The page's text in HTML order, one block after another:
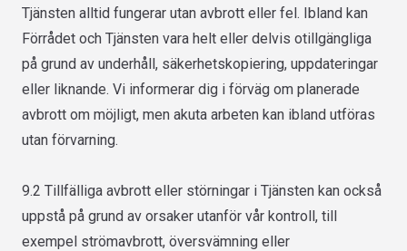
Tjänsten alltid fungerar utan avbrott eller fel. Ibland kan
Förrådet och Tjänsten vara helt eller delvis otillgängliga
på grund av underhåll, säkerhetskopiering, uppdateringar
eller liknande. Vi informerar dig i förväg om planerade
avbrott om möjligt, men akuta arbeten kan ibland utföras
utan förvarning.
9.2 Tillfälliga avbrott eller störningar i Tjänsten kan också
uppstå på grund av orsaker utanför vår kontroll, till
exempel strömavbrott, översvämning eller